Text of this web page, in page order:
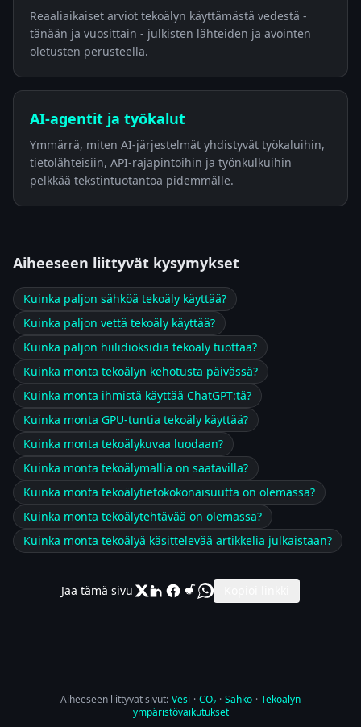
Reaaliaikaiset arviot tekoälyn käyttämästä vedestä -
tänään ja vuosittain - julkisten lähteiden ja avointen
oletusten perusteella.
AI-agentit ja työkalut
Ymmärrä, miten AI-järjestelmät yhdistyvät työkaluihin,
tietolähteisiin, API-rajapintoihin ja työnkulkuihin
pelkkää tekstintuotantoa pidemmälle.
Aiheeseen liittyvät kysymykset
Kuinka paljon sähköä tekoäly käyttää?
Kuinka paljon vettä tekoäly käyttää?
Kuinka paljon hiilidioksidia tekoäly tuottaa?
Kuinka monta tekoälyn kehotusta päivässä?
Kuinka monta ihmistä käyttää ChatGPT:tä?
Kuinka monta GPU-tuntia tekoäly käyttää?
Kuinka monta tekoälykuvaa luodaan?
Kuinka monta tekoälymallia on saatavilla?
Kuinka monta tekoälytietokokonaisuutta on olemassa?
Kuinka monta tekoälytehtävää on olemassa?
Kuinka monta tekoälyä käsittelevää artikkelia julkaistaan?
Jaa tämä sivu
Aiheeseen liittyvät sivut: Vesi · CO₂ · Sähkö · Tekoälyn
ympäristövaikutukset